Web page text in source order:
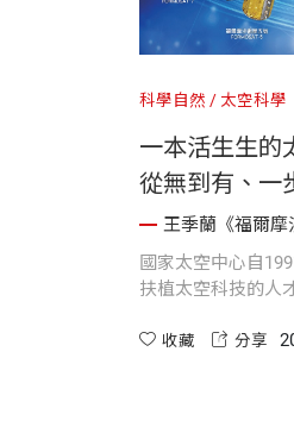
科學自然 太空科學
一本活生生的
從無到有、一
程 王季蘭《福爾摩
國家太空中心自
扶植太空科技的人
收藏 分享